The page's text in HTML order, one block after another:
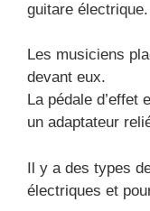
guitare électrique.
Les musiciens
devant eux.
La pédale d’effet
un adaptateur
Il y a des types
électriques et